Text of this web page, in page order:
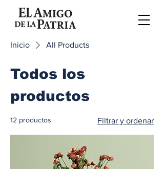
Inicio All Products
Todos los
productos
12 productos Filtrar y ordenar